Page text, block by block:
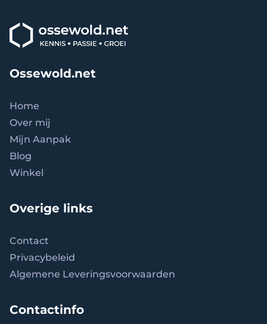
Ossewold.net
Home
Over mij
Mijn Aanpak
Blog
Winkel
Overige links
Contact
Privacybeleid
Algemene Leveringsvoorwaarden
Contactinfo